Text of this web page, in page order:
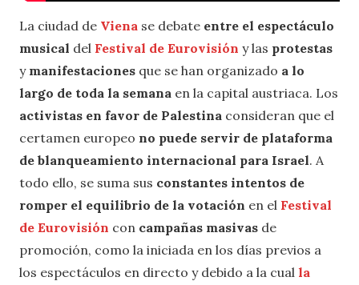
La ciudad de Viena se debate entre el espectáculo
musical del Festival de Eurovisión y las protestas
y manifestaciones que se han organizado a lo
largo de toda la semana en la capital austriaca. Los
activistas en favor de Palestina consideran que el
certamen europeo no puede servir de plataforma
de blanqueamiento internacional para Israel. A
todo ello, se suma sus constantes intentos de
romper el equilibrio de la votación en el Festival
de Eurovisión con campañas masivas de
promoción, como la iniciada en los días previos a
los espectáculos en directo y debido a la cual la